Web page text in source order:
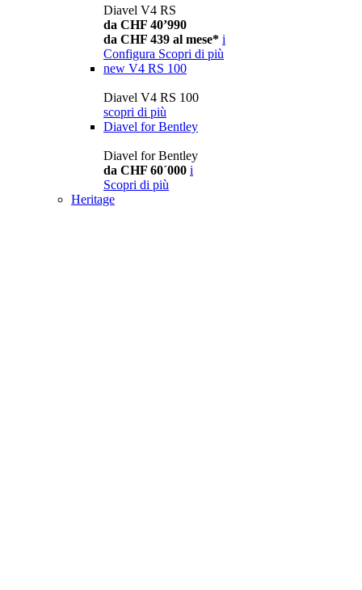
Diavel V4 RS
da CHF 40’990
da CHF 439 al mese* i
Configura Scopri di più
new V4 RS 100
Diavel V4 RS 100
scopri di più
Diavel for Bentley
Diavel for Bentley
da CHF 60´000 i
Scopri di più
Heritage